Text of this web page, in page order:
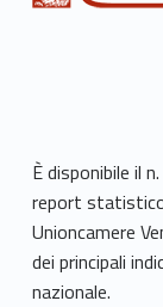
È disponibile il
report
Unioncamere
dei principali
nazionale.